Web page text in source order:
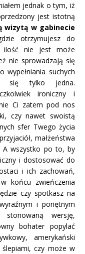
jednak o tym, iż
jest istotną
wizytą w gabinecie
otrzymujesz do
ilość nie jest może
nie sprowadzają się
wypełniania suchych
się tylko jedna.
ironiczny i
Ci zatem pod nos
czy nawet swoistą
sfer Twego życia
małżeństwa
A wszystko po to, by
i dostosować do
i ich zachowań,
końcu zwieńczenia
czy spotkasz na
i ponętnym
wersję,
bohater popylać
amerykański
czy może w